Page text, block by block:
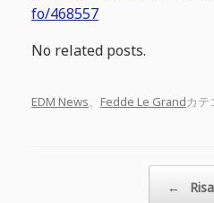
fo/468557
No related posts.
EDM News、 Fedde Le Grandカテ
←